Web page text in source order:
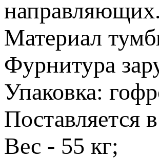
направляющих.
Материал
Фурнитура
Упаковка:
Поставляется
Вес - 55 кг;